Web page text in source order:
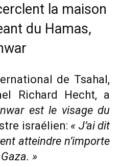
la maison
du Hamas,
de Tsahal,
Richard Hecht, a
est le visage du
israélien: « J’ai dit
atteindre n’importe
»